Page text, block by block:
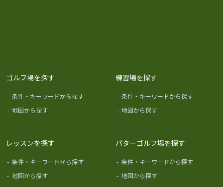
ゴルフ場を探す
- 条件・キーワードから探す
- 地図から探す
練習場を探す
- 条件・キーワードから探す
- 地図から探す
レッスンを探す
- 条件・キーワードから探す
- 地図から探す
パターゴルフ場を探す
- 条件・キーワードから探す
- 地図から探す